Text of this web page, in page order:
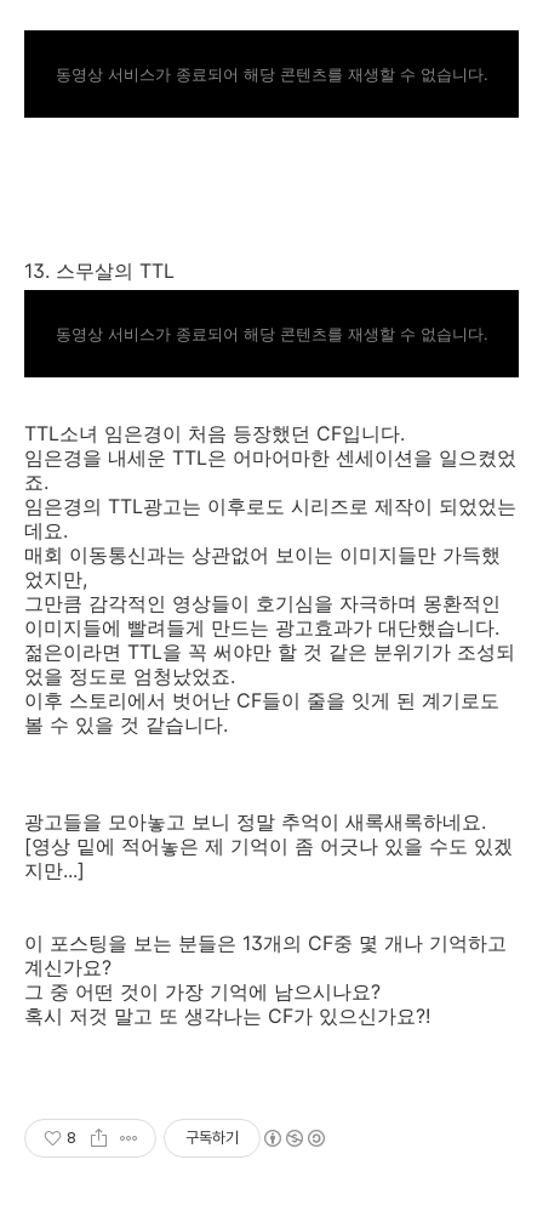
동영상 서비스가 종료되어 해당 콘텐츠를 재생할 수 없습니다.
13. 스무살의 TTL
동영상 서비스가 종료되어 해당 콘텐츠를 재생할 수 없습니다.
TTL소녀 임은경이 처음 등장했던 CF입니다.
임은경을 내세운 TTL은 어마어마한 센세이션을 일으켰었
죠.
임은경의 TTL광고는 이후로도 시리즈로 제작이 되었었는
데요.
매회 이동통신과는 상관없어 보이는 이미지들만 가득했
었지만,
그만큼 감각적인 영상들이 호기심을 자극하며 몽환적인
이미지들에 빨려들게 만드는 광고효과가 대단했습니다.
젊은이라면 TTL을 꼭 써야만 할 것 같은 분위기가 조성되
었을 정도로 엄청났었죠.
이후 스토리에서 벗어난 CF들이 줄을 잇게 된 계기로도
볼 수 있을 것 같습니다.
광고들을 모아놓고 보니 정말 추억이 새록새록하네요.
[영상 밑에 적어놓은 제 기억이 좀 어긋나 있을 수도 있겠
지만...]
이 포스팅을 보는 분들은 13개의 CF중 몇 개나 기억하고
계신가요?
그 중 어떤 것이 가장 기억에 남으시나요?
혹시 저것 말고 또 생각나는 CF가 있으신가요?!
8 구독하기